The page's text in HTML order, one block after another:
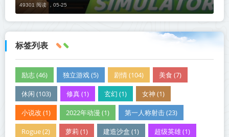
49301 阅读 ， 05-25
标签列表
励志 (46) 独立游戏 (5) 剧情 (104) 美食 (7)
休闲 (103) 修真 (1) 玄幻 (1) 女神 (1)
小说改 (1) 2022年动漫 (1) 第一人称射击 (23)
Rogue (2) 萝莉 (1) 建造沙盒 (1) 超级英雄 (1)